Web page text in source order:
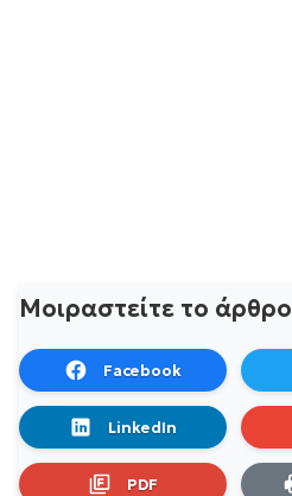
Μοιραστείτε το άρθρο
Facebook
LinkedIn
PDF